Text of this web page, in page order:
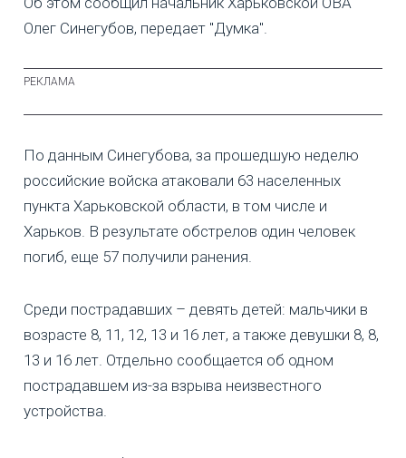
Олег Синегубов, передает "Думка".
По данным Синегубова, за прошедшую неделю
российские войска атаковали 63 населенных
пункта Харьковской области, в том числе и
Харьков. В результате обстрелов один человек
погиб, еще 57 получили ранения.
Среди пострадавших – девять детей: мальчики в
возрасте 8, 11, 12, 13 и 16 лет, а также девушки 8, 8,
13 и 16 лет. Отдельно сообщается об одном
пострадавшем из-за взрыва неизвестного
устройства.